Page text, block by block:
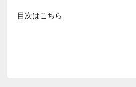
目次はこちら